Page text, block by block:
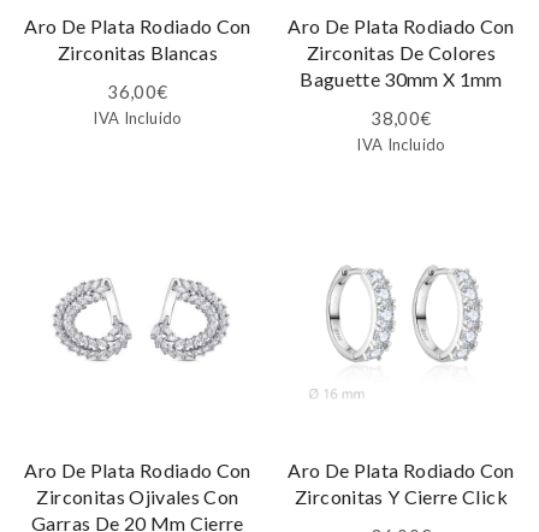
Aro De Plata Rodiado Con
Zirconitas Blancas
36,00€
IVA Incluido
Aro De Plata Rodiado Con
Zirconitas De Colores
Baguette 30mm X 1mm
38,00€
IVA Incluido
Aro De Plata Rodiado Con
Zirconitas Ojivales Con
Garras De 20 Mm Cierre
Aro De Plata Rodiado Con
Zirconitas Y Cierre Click